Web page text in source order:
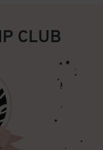
CLUB